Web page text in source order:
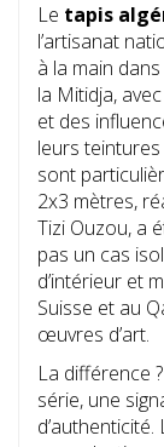
Le tapis
l’artisanat
à la main
la Mitidja,
et des
leurs
sont
2x3 mètres,
Tizi Ouzou, a
pas un cas
d’intérieur et
Suisse et au
œuvres d’art.
La différence
série, une